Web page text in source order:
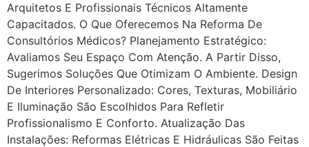
Arquitetos E Profissionais Técnicos Altamente
Capacitados. O Que Oferecemos Na Reforma De
Consultórios Médicos? Planejamento Estratégico:
Avaliamos Seu Espaço Com Atenção. A Partir Disso,
Sugerimos Soluções Que Otimizam O Ambiente. Design
De Interiores Personalizado: Cores, Texturas, Mobiliário
E Iluminação São Escolhidos Para Refletir
Profissionalismo E Conforto. Atualização Das
Instalações: Reformas Elétricas E Hidráulicas São Feitas